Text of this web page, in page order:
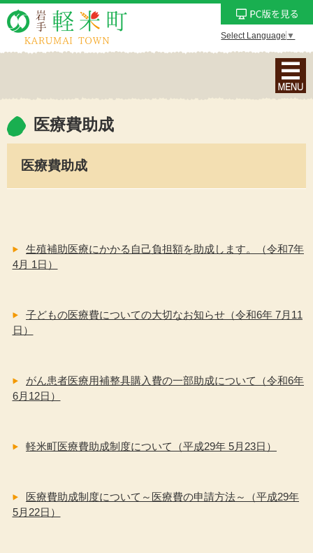
Select Language ▼
ナ
ビ
メ
ー
医療費助成
医療費助成
生殖補助医療にかかる自己負担額を助成します。（令和7年
4月 1日）
子どもの医療費についての大切なお知らせ（令和6年 7月11
日）
がん患者医療用補整具購入費の一部助成について（令和6年
6月12日）
軽米町医療費助成制度について（平成29年 5月23日）
医療費助成制度について～医療費の申請方法～（平成29年
5月22日）